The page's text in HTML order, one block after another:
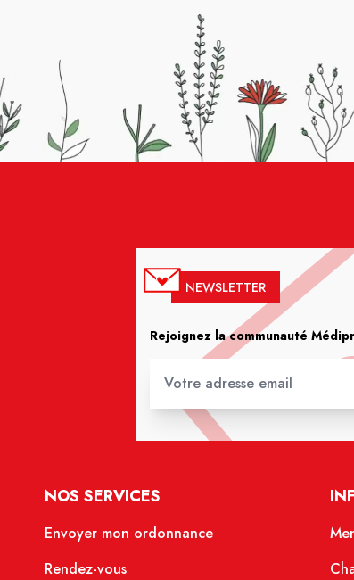
NEWSLETTER
Rejoignez la communauté
NOS SERVICES
Envoyer mon ordonnance
Rendez-vous